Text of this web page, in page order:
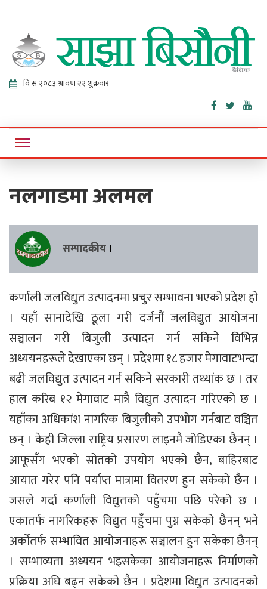
Sajha
Bisaunee
Online News Portal
नलगाडमा अलमल
सम्पादकीय ।
कर्णाली जलविद्युत उत्पादनमा प्रचुर सम्भावना भएको प्रदेश हो
। यहाँ सानादेखि ठूला गरी दर्जनौं जलविद्युत आयोजना
सञ्चालन गरी बिजुली उत्पादन गर्न सकिने विभिन्न
अध्ययनहरूले देखाएका छन् । प्रदेशमा १८ हजार मेगावाटभन्दा
बढी जलविद्युत उत्पादन गर्न सकिने सरकारी तथ्यांक छ । तर
हाल करिब १२ मेगावाट मात्रै विद्युत उत्पादन गरिएको छ ।
यहाँका अधिकांश नागरिक बिजुलीको उपभोग गर्नबाट वञ्चित
छन् । केही जिल्ला राष्ट्रिय प्रसारण लाइनमै जोडिएका छैनन् ।
आफूसँग भएको स्रोतको उपयोग भएको छैन, बाहिरबाट
आयात गरेर पनि पर्याप्त मात्रामा वितरण हुन सकेको छैन ।
जसले गर्दा कर्णाली विद्युतको पहुँचमा पछि परेको छ ।
एकातर्फ नागरिकहरू विद्युत पहुँचमा पुग्न सकेको छैनन् भने
अर्कोतर्फ सम्भावित आयोजनाहरू सञ्चालन हुन सकेका छैनन्
। सम्भाव्यता अध्ययन भइसकेका आयोजनाहरू निर्माणको
प्रक्रिया अघि बढ्न सकेको छैन । प्रदेशमा विद्युत उत्पादनको